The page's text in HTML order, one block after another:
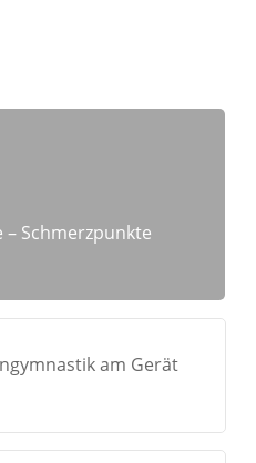
Schmerzpunkte
am Gerät